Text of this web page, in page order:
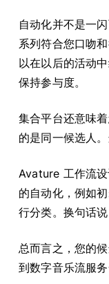
自动化并不是一
系列符合您口吻
以在以后的活动
保持参与度。
集合平台还意味
的是同一候选人
Avature 工作流
的自动化，例如
行分类。换句话
总而言之，您的
到数字音乐流服务